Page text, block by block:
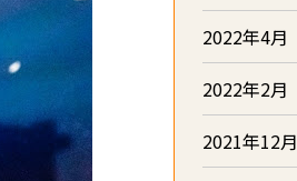
2022年4月
2022年2月
2021年12月